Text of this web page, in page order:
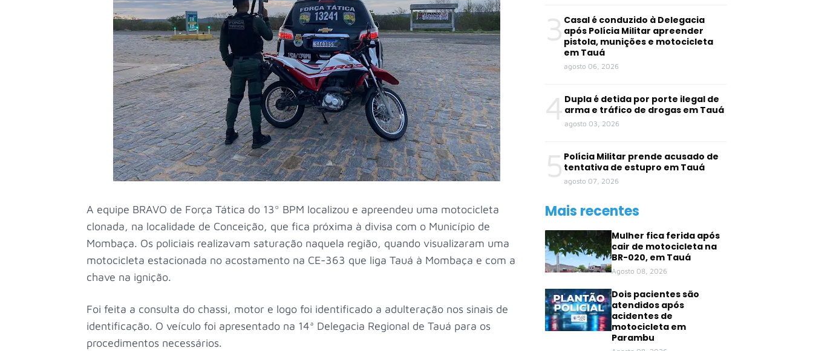
A equipe BRAVO de Força Tática do 13º BPM localizou e apreendeu uma motocicleta
clonada, na localidade de Conceição, que fica próxima à divisa com o Município de
Mombaça. Os policiais realizavam saturação naquela região, quando visualizaram uma
motocicleta estacionada no acostamento na CE-363 que liga Tauá à Mombaça e com a
chave na ignição.
Foi feita a consulta do chassi, motor e logo foi identificado a adulteração nos sinais de
identificação. O veículo foi apresentado na 14ª Delegacia Regional de Tauá para os
procedimentos necessários.
3 Casal é conduzido à Delegacia
após Polícia Militar apreender
pistola, munições e motocicleta
em Tauá
agosto 06, 2026
4 Dupla é detida por porte ilegal de
arma e tráfico de drogas em Tauá
agosto 03, 2026
5 Polícia Militar prende acusado de
tentativa de estupro em Tauá
agosto 07, 2026
Mais recentes
Mulher fica ferida após
cair de motocicleta na
BR-020, em Tauá
Agosto 08, 2026
Dois pacientes são
atendidos após
acidentes de
motocicleta em
Parambu